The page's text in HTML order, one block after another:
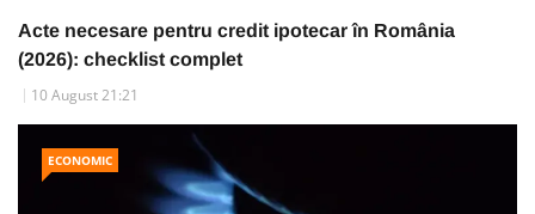
Acte necesare pentru credit ipotecar în România
(2026): checklist complet
10 August 21:21
ECONOMIC